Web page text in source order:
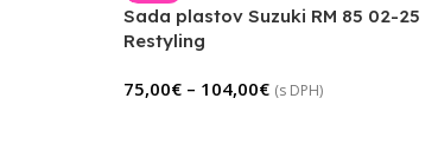
Sada plastov Suzuki RM 85 02-25
Restyling
75,00€ – 104,00€ (s DPH)